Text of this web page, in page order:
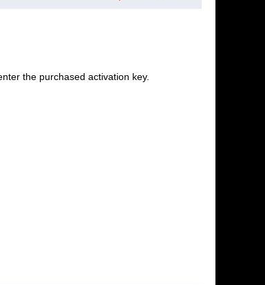
the purchased activation key.